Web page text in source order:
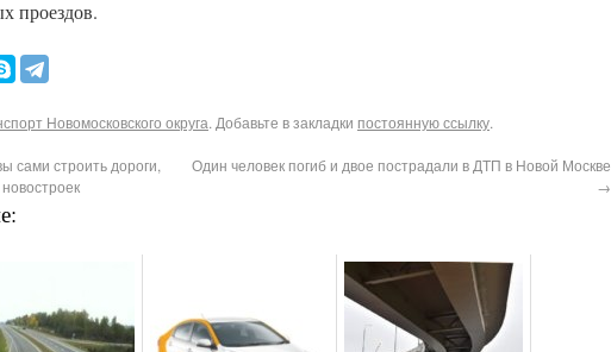
проездов.
Новомосковского округа. Добавьте в закладки постоянную ссылку.
сами строить дороги,
Один человек погиб и двое пострадали в ДТП в Новой Москве
→